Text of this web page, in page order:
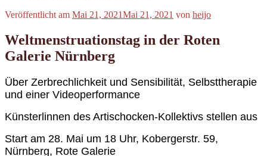
Veröffentlicht am Mai 21, 2021Mai 21, 2021 von heijo
Weltmenstruationstag in der Roten
Galerie Nürnberg
Über Zerbrechlichkeit und Sensibilität, Selbsttherapie
und einer Videoperformance
Künsterlinnen des Artischocken-Kollektivs stellen aus
Start am 28. Mai um 18 Uhr, Kobergerstr. 59,
Nürnberg, Rote Galerie